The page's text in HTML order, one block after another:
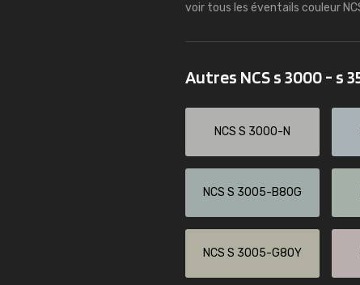
voir tous les éventails couleur
Autres NCS s 3000 - s
NCS S 3000-N
NCS S 3005-B80G
NCS S 3005-G80Y